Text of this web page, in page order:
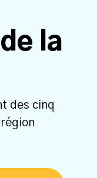
la
des cinq